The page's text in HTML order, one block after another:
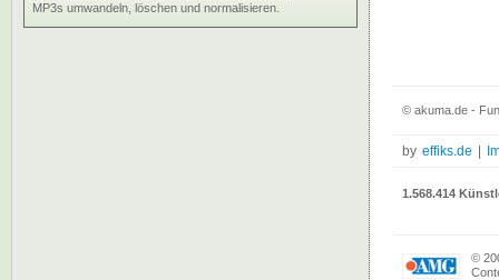
MP3s umwandeln, löschen und normalisieren.
© akuma.de -
by effiks.de
1.568.414
©